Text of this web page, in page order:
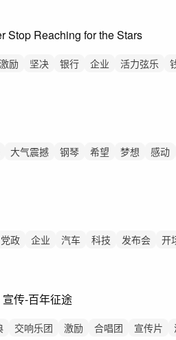
Stop Reaching for the Stars
激励 坚决 银行 企业 活力弦乐
大气震撼 钢琴 希望 梦想 感动
党政 企业 汽车 科技 发布会 开
传-百年征途
交响乐团 激励 合唱团 宣传片